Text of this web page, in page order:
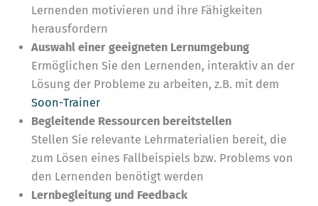
Lernenden motivieren und ihre Fähigkeiten
herausfordern
Auswahl einer geeigneten Lernumgebung
Ermöglichen Sie den Lernenden, interaktiv an der
Lösung der Probleme zu arbeiten, z.B. mit dem
Soon-Trainer
Begleitende Ressourcen bereitstellen
Stellen Sie relevante Lehrmaterialien bereit, die
zum Lösen eines Fallbeispiels bzw. Problems von
den Lernenden benötigt werden
Lernbegleitung und Feedback